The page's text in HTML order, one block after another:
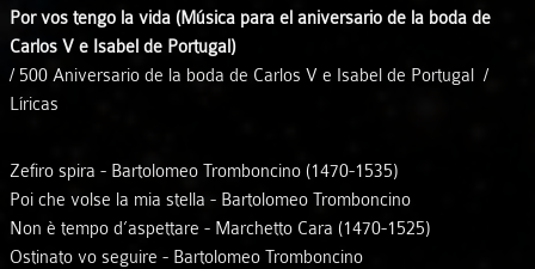
Por vos tengo la vida (Música para el aniversario de la boda de
Carlos V e Isabel de Portugal)
/ 500 Aniversario de la boda de Carlos V e Isabel de Portugal /
Líricas
Zefiro spira - Bartolomeo Tromboncino (1470-1535)
Poi che volse la mia stella - Bartolomeo Tromboncino
Non è tempo d’aspettare - Marchetto Cara (1470-1525)
Ostinato vo seguire - Bartolomeo Tromboncino